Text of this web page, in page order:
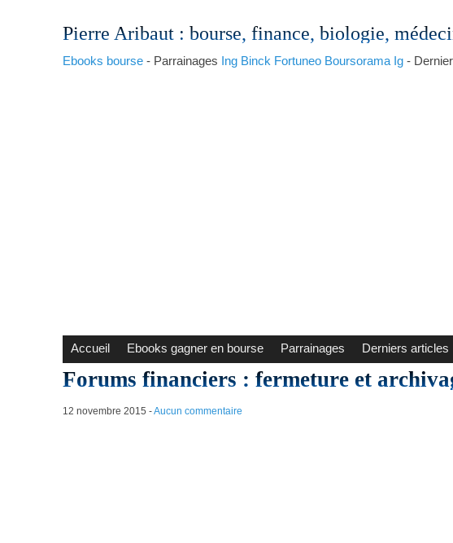
Pierre Aribaut: bourse, finance, biologie,
Ebooks bourse- Parrainages Ing Binck Fortuneo Boursorama Ig-
Accueil Ebooks gagner en bourse Parrainages Derniers articles
Forums financiers : fermeture et
12 novembre 2015 -Aucun commentaire